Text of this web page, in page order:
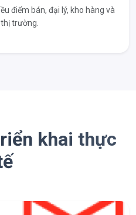
điểm bán, đại lý, kho hàng và
trường.
khai thực